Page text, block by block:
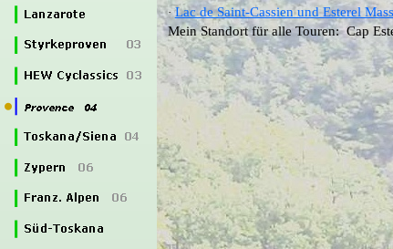
· Lac de Saint-Cassien und Esterel
Mein Standort für alle Touren: Cap